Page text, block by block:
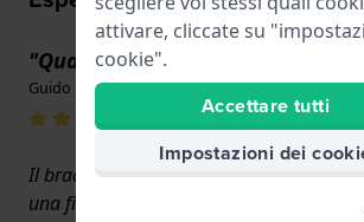
"Qualità molto elevata"
Guido · 17 giugno 2022
Il bracciale in metallo è un originale
una finitura di alta qualità. I lati del
attivare, cliccate su
cookie".
Accettare tutti
Impostazioni dei